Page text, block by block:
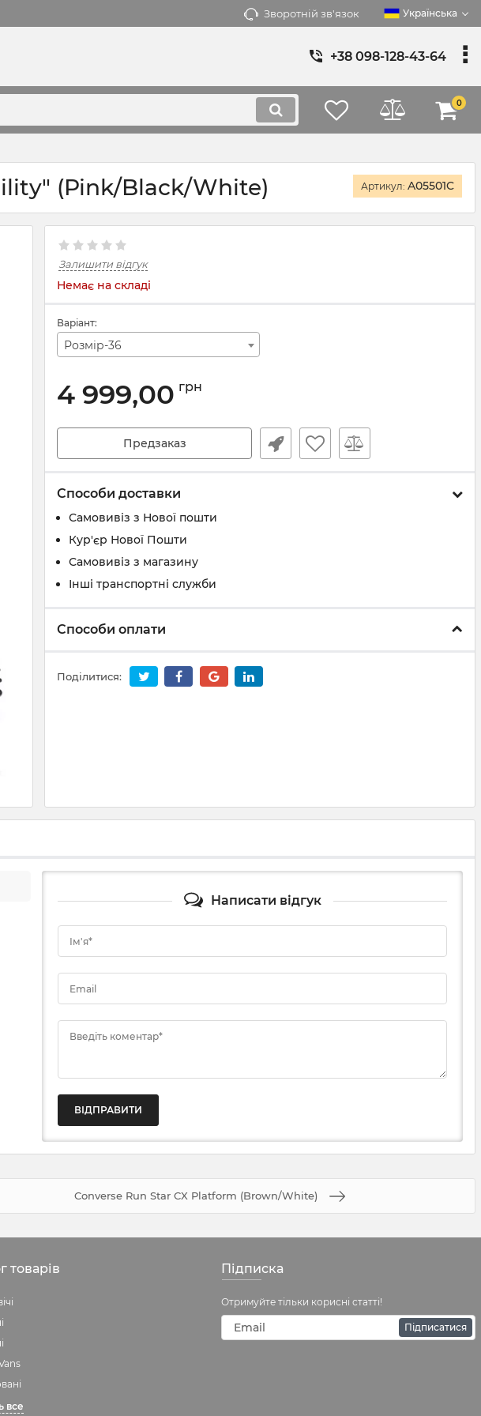
Зворотній зв'язок Українська
+38 098-128-43-64
0
(Pink/Black/White) Артикул: A05501C
Залишити відгук
Немає на складі
Варіант:
Розмір-36
4 999,00 грн
Предзаказ
Способи доставки
Самовивіз з Нової пошти
Кур'єр Нової Пошти
Самовивіз з магазину
Інші транспортні служби
Способи оплати
Поділитися:
Написати відгук
Ім'я*
Email
Введіть коментар*
Converse Run Star CX Platform (Brown/White)
товарів
все
Підписка
Отримуйте тільки корисні статті!
Підписатися